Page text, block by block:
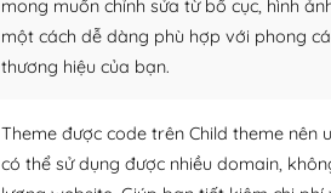
mong muốn chỉnh sửa từ bố cục, hình
một cách dễ dàng phù hợp với phong
thương hiệu của bạn.
Theme được code trên Child theme nên
có thể sử dụng được nhiều domain,